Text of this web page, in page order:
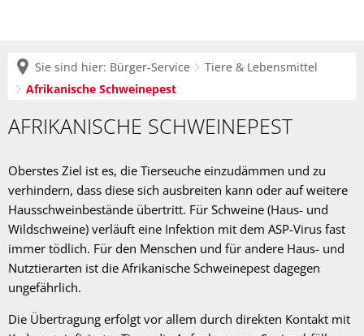
Sie sind hier: Bürger-Service
Tiere & Lebensmittel
Afrikanische Schweinepest
Afrikanische
AFRIKANISCHE SCHWEINEPEST
Oberstes Ziel ist es, die Tierseuche einzudämmen und zu
verhindern, dass diese sich ausbreiten kann oder auf weitere
Hausschweinbestände übertritt. Für Schweine (Haus- und
Wildschweine) verläuft eine Infektion mit dem ASP-Virus fast
immer tödlich. Für den Menschen und für andere Haus- und
Nutztierarten ist die Afrikanische Schweinepest dagegen
ungefährlich.
Die Übertragung erfolgt vor allem durch direkten Kontakt mit